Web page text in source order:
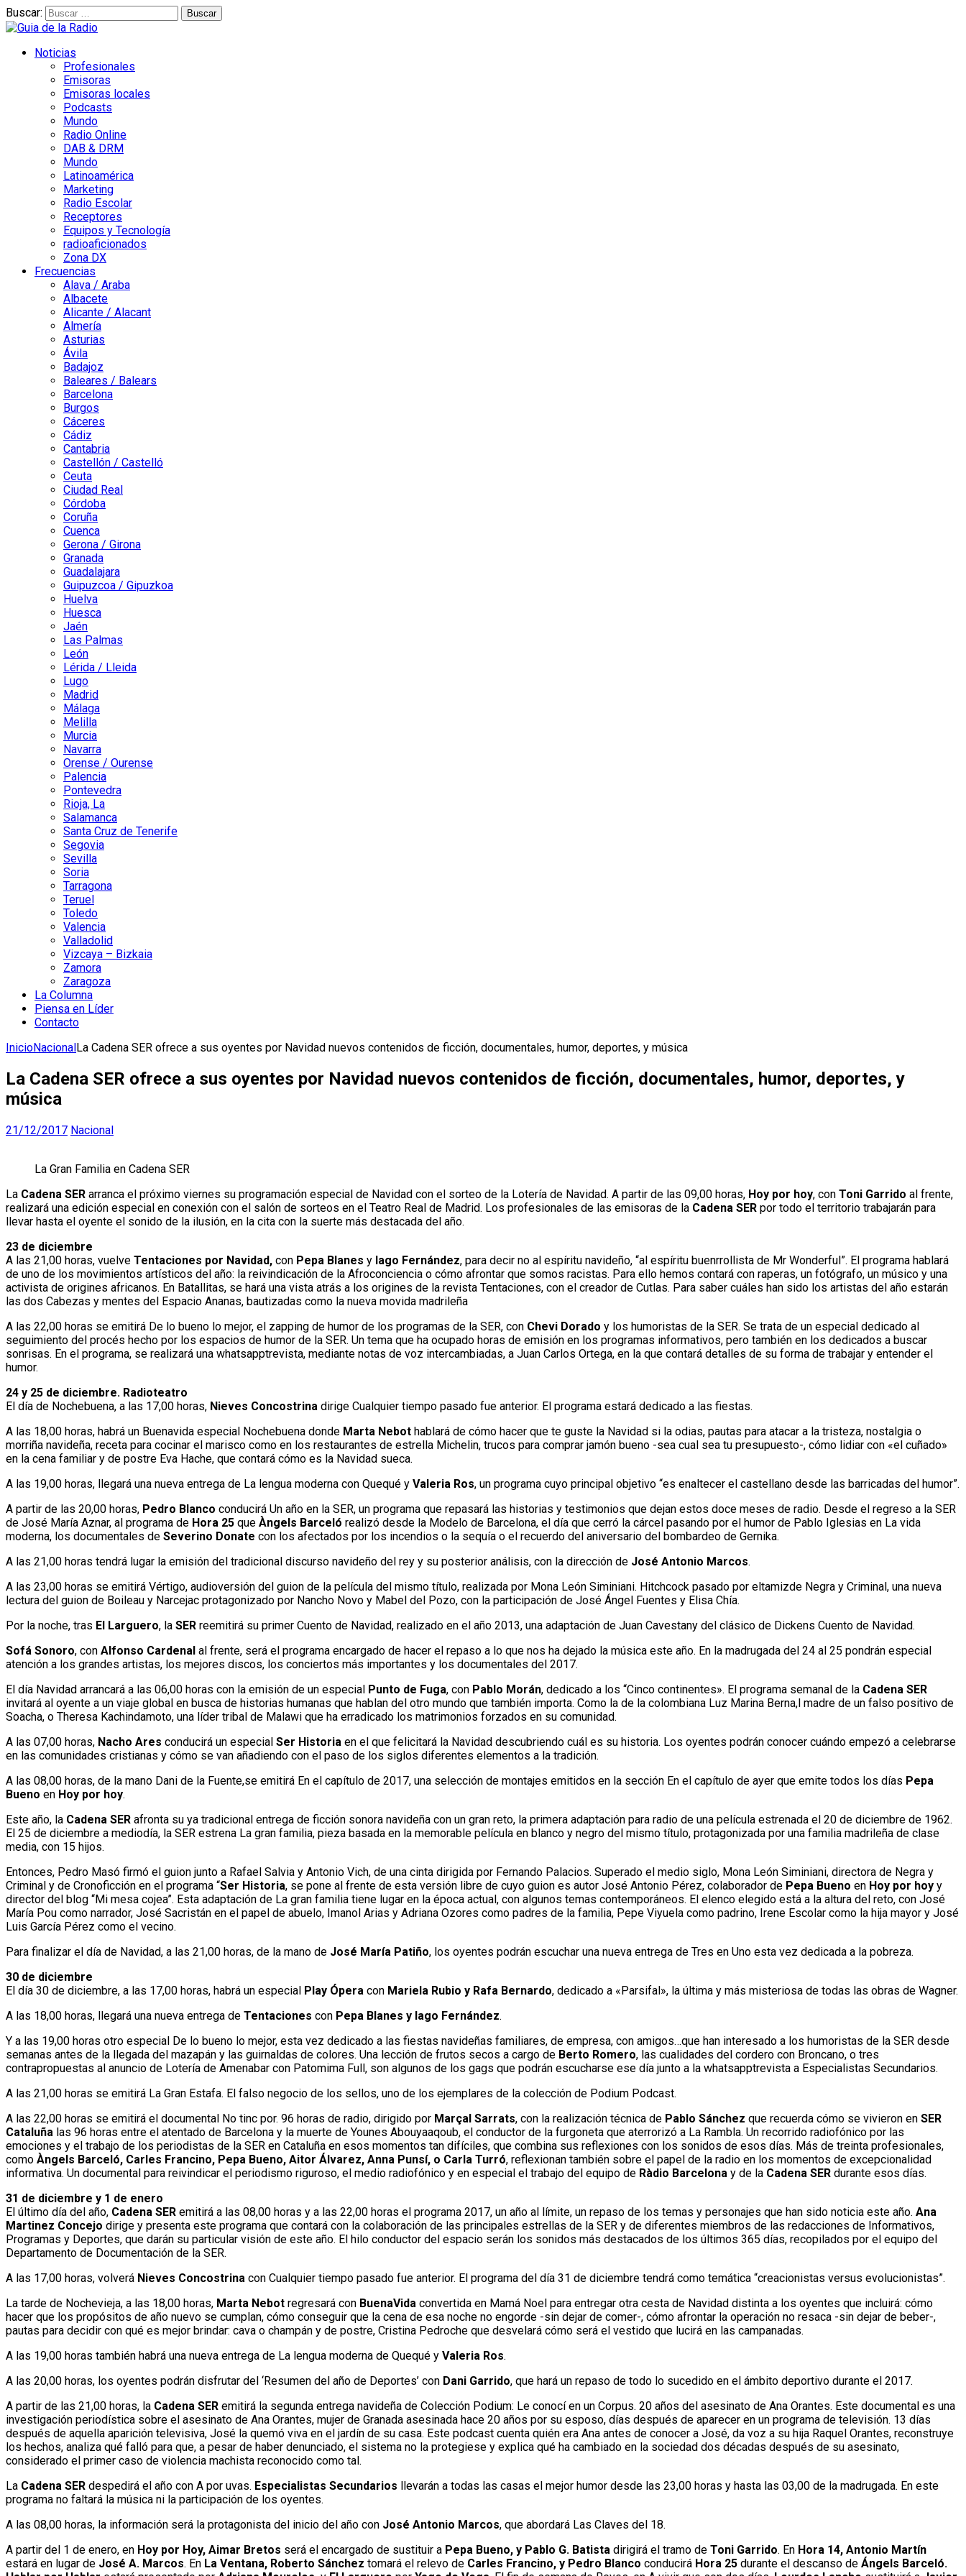
Buscar:
Noticias
Profesionales
Emisoras
Emisoras locales
Podcasts
Mundo
Radio Online
DAB & DRM
Mundo
Latinoamérica
Marketing
Radio Escolar
Receptores
Equipos y Tecnología
radioaficionados
Zona DX
Frecuencias
Alava / Araba
Albacete
Alicante / Alacant
Almería
Asturias
Ávila
Badajoz
Baleares / Balears
Barcelona
Burgos
Cáceres
Cádiz
Cantabria
Castellón / Castelló
Ceuta
Ciudad Real
Córdoba
Coruña
Cuenca
Gerona / Girona
Granada
Guadalajara
Guipuzcoa / Gipuzkoa
Huelva
Huesca
Jaén
Las Palmas
León
Lérida / Lleida
Lugo
Madrid
Málaga
Melilla
Murcia
Navarra
Orense / Ourense
Palencia
Pontevedra
Rioja, La
Salamanca
Santa Cruz de Tenerife
Segovia
Sevilla
Soria
Tarragona
Teruel
Toledo
Valencia
Valladolid
Vizcaya – Bizkaia
Zamora
Zaragoza
La Columna
Piensa en Líder
Contacto
InicioNacionalLa Cadena SER ofrece a sus oyentes por Navidad nuevos contenidos de ficción, documentales, humor, deportes, y música
La Cadena SER ofrece a sus oyentes por Navidad nuevos contenidos de ficción, documentales, humor, deportes, y
música
21/12/2017 Nacional
La Gran Familia en Cadena SER
La Cadena SER arranca el próximo viernes su programación especial de Navidad con el sorteo de la Lotería de Navidad. A partir de las 09,00 horas, Hoy por hoy, con Toni Garrido al frente,
realizará una edición especial en conexión con el salón de sorteos en el Teatro Real de Madrid. Los profesionales de las emisoras de la Cadena SER por todo el territorio trabajarán para
llevar hasta el oyente el sonido de la ilusión, en la cita con la suerte más destacada del año.
23 de diciembre
A las 21,00 horas, vuelve Tentaciones por Navidad, con Pepa Blanes y Iago Fernández, para decir no al espíritu navideño, “al espíritu buenrrollista de Mr Wonderful”. El programa hablará
de uno de los movimientos artísticos del año: la reivindicación de la Afroconciencia o cómo afrontar que somos racistas. Para ello hemos contará con raperas, un fotógrafo, un músico y una
activista de origines africanos. En Batallitas, se hará una vista atrás a los origines de la revista Tentaciones, con el creador de Cutlas. Para saber cuáles han sido los artistas del año estarán
las dos Cabezas y mentes del Espacio Ananas, bautizadas como la nueva movida madrileña
A las 22,00 horas se emitirá De lo bueno lo mejor, el zapping de humor de los programas de la SER, con Chevi Dorado y los humoristas de la SER. Se trata de un especial dedicado al
seguimiento del procés hecho por los espacios de humor de la SER. Un tema que ha ocupado horas de emisión en los programas informativos, pero también en los dedicados a buscar
sonrisas. En el programa, se realizará una whatsapptrevista, mediante notas de voz intercambiadas, a Juan Carlos Ortega, en la que contará detalles de su forma de trabajar y entender el
humor.
24 y 25 de diciembre. Radioteatro
El día de Nochebuena, a las 17,00 horas, Nieves Concostrina dirige Cualquier tiempo pasado fue anterior. El programa estará dedicado a las fiestas.
A las 18,00 horas, habrá un Buenavida especial Nochebuena donde Marta Nebot hablará de cómo hacer que te guste la Navidad si la odias, pautas para atacar a la tristeza, nostalgia o
morriña navideña, receta para cocinar el marisco como en los restaurantes de estrella Michelin, trucos para comprar jamón bueno -sea cual sea tu presupuesto-, cómo lidiar con «el cuñado»
en la cena familiar y de postre Eva Hache, que contará cómo es la Navidad sueca.
A las 19,00 horas, llegará una nueva entrega de La lengua moderna con Quequé y Valeria Ros, un programa cuyo principal objetivo “es enaltecer el castellano desde las barricadas del humor”.
A partir de las 20,00 horas, Pedro Blanco conducirá Un año en la SER, un programa que repasará las historias y testimonios que dejan estos doce meses de radio. Desde el regreso a la SER
de José María Aznar, al programa de Hora 25 que Àngels Barceló realizó desde la Modelo de Barcelona, el día que cerró la cárcel pasando por el humor de Pablo Iglesias en La vida
moderna, los documentales de Severino Donate con los afectados por los incendios o la sequía o el recuerdo del aniversario del bombardeo de Gernika.
A las 21,00 horas tendrá lugar la emisión del tradicional discurso navideño del rey y su posterior análisis, con la dirección de José Antonio Marcos.
A las 23,00 horas se emitirá Vértigo, audioversión del guion de la película del mismo título, realizada por Mona León Siminiani. Hitchcock pasado por eltamizde Negra y Criminal, una nueva
lectura del guion de Boileau y Narcejac protagonizado por Nancho Novo y Mabel del Pozo, con la participación de José Ángel Fuentes y Elisa Chía.
Por la noche, tras El Larguero, la SER reemitirá su primer Cuento de Navidad, realizado en el año 2013, una adaptación de Juan Cavestany del clásico de Dickens Cuento de Navidad.
Sofá Sonoro, con Alfonso Cardenal al frente, será el programa encargado de hacer el repaso a lo que nos ha dejado la música este año. En la madrugada del 24 al 25 pondrán especial
atención a los grandes artistas, los mejores discos, los conciertos más importantes y los documentales del 2017.
El día Navidad arrancará a las 06,00 horas con la emisión de un especial Punto de Fuga, con Pablo Morán, dedicado a los “Cinco continentes». El programa semanal de la Cadena SER
invitará al oyente a un viaje global en busca de historias humanas que hablan del otro mundo que también importa. Como la de la colombiana Luz Marina Berna,l madre de un falso positivo de
Soacha, o Theresa Kachindamoto, una líder tribal de Malawi que ha erradicado los matrimonios forzados en su comunidad.
A las 07,00 horas, Nacho Ares conducirá un especial Ser Historia en el que felicitará la Navidad descubriendo cuál es su historia. Los oyentes podrán conocer cuándo empezó a celebrarse
en las comunidades cristianas y cómo se van añadiendo con el paso de los siglos diferentes elementos a la tradición.
A las 08,00 horas, de la mano Dani de la Fuente,se emitirá En el capítulo de 2017, una selección de montajes emitidos en la sección En el capítulo de ayer que emite todos los días Pepa
Bueno en Hoy por hoy.
Este año, la Cadena SER afronta su ya tradicional entrega de ficción sonora navideña con un gran reto, la primera adaptación para radio de una película estrenada el 20 de diciembre de 1962.
El 25 de diciembre a mediodía, la SER estrena La gran familia, pieza basada en la memorable película en blanco y negro del mismo título, protagonizada por una familia madrileña de clase
media, con 15 hijos.
Entonces, Pedro Masó firmó el guion junto a Rafael Salvia y Antonio Vich, de una cinta dirigida por Fernando Palacios. Superado el medio siglo, Mona León Siminiani, directora de Negra y
Criminal y de Cronoficción en el programa “Ser Historia, se pone al frente de esta versión libre de cuyo guion es autor José Antonio Pérez, colaborador de Pepa Bueno en Hoy por hoy y
director del blog “Mi mesa cojea”. Esta adaptación de La gran familia tiene lugar en la época actual, con algunos temas contemporáneos. El elenco elegido está a la altura del reto, con José
María Pou como narrador, José Sacristán en el papel de abuelo, Imanol Arias y Adriana Ozores como padres de la familia, Pepe Viyuela como padrino, Irene Escolar como la hija mayor y José
Luis García Pérez como el vecino.
Para finalizar el día de Navidad, a las 21,00 horas, de la mano de José María Patiño, los oyentes podrán escuchar una nueva entrega de Tres en Uno esta vez dedicada a la pobreza.
30 de diciembre
El día 30 de diciembre, a las 17,00 horas, habrá un especial Play Ópera con Mariela Rubio y Rafa Bernardo, dedicado a «Parsifal», la última y más misteriosa de todas las obras de Wagner.
A las 18,00 horas, llegará una nueva entrega de Tentaciones con Pepa Blanes y Iago Fernández.
Y a las 19,00 horas otro especial De lo bueno lo mejor, esta vez dedicado a las fiestas navideñas familiares, de empresa, con amigos…que han interesado a los humoristas de la SER desde
semanas antes de la llegada del mazapán y las guirnaldas de colores. Una lección de frutos secos a cargo de Berto Romero, las cualidades del cordero con Broncano, o tres
contrapropuestas al anuncio de Lotería de Amenabar con Patomima Full, son algunos de los gags que podrán escucharse ese día junto a la whatsapptrevista a Especialistas Secundarios.
A las 21,00 horas se emitirá La Gran Estafa. El falso negocio de los sellos, uno de los ejemplares de la colección de Podium Podcast.
A las 22,00 horas se emitirá el documental No tinc por. 96 horas de radio, dirigido por Marçal Sarrats, con la realización técnica de Pablo Sánchez que recuerda cómo se vivieron en SER
Cataluña las 96 horas entre el atentado de Barcelona y la muerte de Younes Abouyaaqoub, el conductor de la furgoneta que aterrorizó a La Rambla. Un recorrido radiofónico por las
emociones y el trabajo de los periodistas de la SER en Cataluña en esos momentos tan difíciles, que combina sus reflexiones con los sonidos de esos días. Más de treinta profesionales,
como Àngels Barceló, Carles Francino, Pepa Bueno, Aitor Álvarez, Anna Punsí, o Carla Turró, reflexionan también sobre el papel de la radio en los momentos de excepcionalidad
informativa. Un documental para reivindicar el periodismo riguroso, el medio radiofónico y en especial el trabajo del equipo de Ràdio Barcelona y de la Cadena SER durante esos días.
31 de diciembre y 1 de enero
El último día del año, Cadena SER emitirá a las 08,00 horas y a las 22,00 horas el programa 2017, un año al límite, un repaso de los temas y personajes que han sido noticia este año. Ana
Martinez Concejo dirige y presenta este programa que contará con la colaboración de las principales estrellas de la SER y de diferentes miembros de las redacciones de Informativos,
Programas y Deportes, que darán su particular visión de este año. El hilo conductor del espacio serán los sonidos más destacados de los últimos 365 días, recopilados por el equipo del
Departamento de Documentación de la SER.
A las 17,00 horas, volverá Nieves Concostrina con Cualquier tiempo pasado fue anterior. El programa del día 31 de diciembre tendrá como temática “creacionistas versus evolucionistas”.
La tarde de Nochevieja, a las 18,00 horas, Marta Nebot regresará con BuenaVida convertida en Mamá Noel para entregar otra cesta de Navidad distinta a los oyentes que incluirá: cómo
hacer que los propósitos de año nuevo se cumplan, cómo conseguir que la cena de esa noche no engorde -sin dejar de comer-, cómo afrontar la operación no resaca -sin dejar de beber-,
pautas para decidir con qué es mejor brindar: cava o champán y de postre, Cristina Pedroche que desvelará cómo será el vestido que lucirá en las campanadas.
A las 19,00 horas también habrá una nueva entrega de La lengua moderna de Quequé y Valeria Ros.
A las 20,00 horas, los oyentes podrán disfrutar del ‘Resumen del año de Deportes’ con Dani Garrido, que hará un repaso de todo lo sucedido en el ámbito deportivo durante el 2017.
A partir de las 21,00 horas, la Cadena SER emitirá la segunda entrega navideña de Colección Podium: Le conocí en un Corpus. 20 años del asesinato de Ana Orantes. Este documental es una
investigación periodística sobre el asesinato de Ana Orantes, mujer de Granada asesinada hace 20 años por su esposo, días después de aparecer en un programa de televisión. 13 días
después de aquella aparición televisiva, José la quemó viva en el jardín de su casa. Este podcast cuenta quién era Ana antes de conocer a José, da voz a su hija Raquel Orantes, reconstruye
los hechos, analiza qué falló para que, a pesar de haber denunciado, el sistema no la protegiese y explica qué ha cambiado en la sociedad dos décadas después de su asesinato,
considerado el primer caso de violencia machista reconocido como tal.
La Cadena SER despedirá el año con A por uvas. Especialistas Secundarios llevarán a todas las casas el mejor humor desde las 23,00 horas y hasta las 03,00 de la madrugada. En este
programa no faltará la música ni la participación de los oyentes.
A las 08,00 horas, la información será la protagonista del inicio del año con José Antonio Marcos, que abordará Las Claves del 18.
A partir del 1 de enero, en Hoy por Hoy, Aimar Bretos será el encargado de sustituir a Pepa Bueno, y Pablo G. Batista dirigirá el tramo de Toni Garrido. En Hora 14, Antonio Martín
estará en lugar de José A. Marcos. En La Ventana, Roberto Sánchez tomará el relevo de Carles Francino, y Pedro Blanco conducirá Hora 25 durante el descanso de Ángels Barceló.